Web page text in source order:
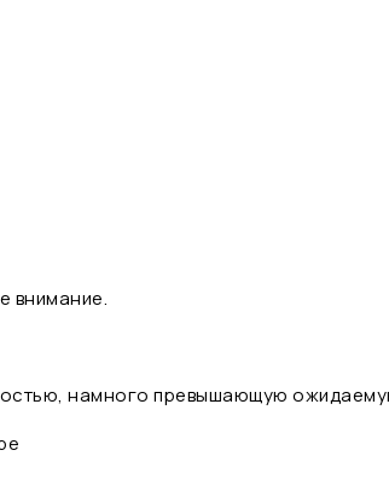
внимание.
намного превышающую